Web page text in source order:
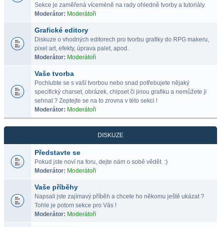
Sekce je zaměřená víceméně na rady ohledně tvorby a tutoriály.
Moderátor: Moderátoři
Grafické editory
Diskuze o vhodných editorech pro tvorbu grafiky do RPG makeru,
pixel art, efekty, úprava palet, apod.
Moderátor: Moderátoři
Vaše tvorba
Pochlubte se s vaší tvorbou nebo snad potřebujete nějaký
specifický charset, obrázek, chipset či jinou grafiku a nemůžete ji
sehnat ? Zeptejte se na to zrovna v této sekci !
Moderátor: Moderátoři
DISKUZE
Představte se
Pokud jste noví na foru, dejte nám o sobě vědět. :)
Moderátor: Moderátoři
Vaše příběhy
Napsali jste zajímavý příběh a chcete ho někomu ještě ukázat ?
Tohle je potom sekce pro Vás !
Moderátor: Moderátoři